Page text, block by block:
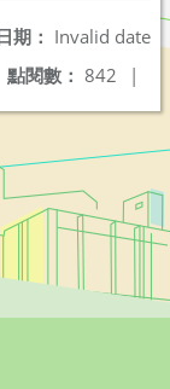
期： Invalid date
點閱數： 842 |